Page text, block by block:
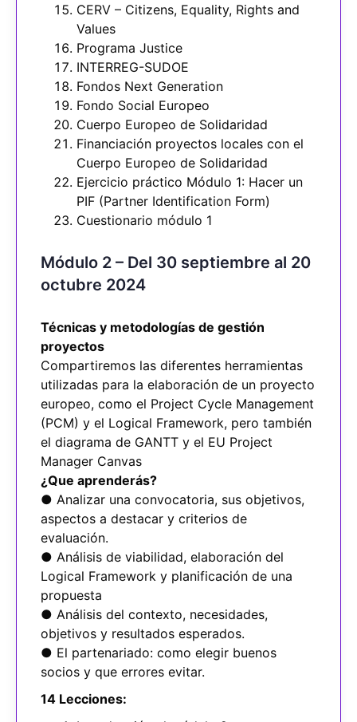
CERV – Citizens, Equality, Rights and
Values
Programa Justice
INTERREG-SUDOE
Fondos Next Generation
Fondo Social Europeo
Cuerpo Europeo de Solidaridad
Financiación proyectos locales con el
Cuerpo Europeo de Solidaridad
Ejercicio práctico Módulo 1: Hacer un
PIF (Partner Identification Form)
Cuestionario módulo 1
Módulo 2 – Del 30 septiembre al 20
octubre 2024
Técnicas y metodologías de gestión
proyectos
Compartiremos las diferentes herramientas
utilizadas para la elaboración de un proyecto
europeo, como el Project Cycle Management
(PCM) y el Logical Framework, pero también
el diagrama de GANTT y el EU Project
Manager Canvas
¿Que aprenderás?
● Analizar una convocatoria, sus objetivos,
aspectos a destacar y criterios de
evaluación.
● Análisis de viabilidad, elaboración del
Logical Framework y planificación de una
propuesta
● Análisis del contexto, necesidades,
objetivos y resultados esperados.
● El partenariado: como elegir buenos
socios y que errores evitar.
14 Lecciones: